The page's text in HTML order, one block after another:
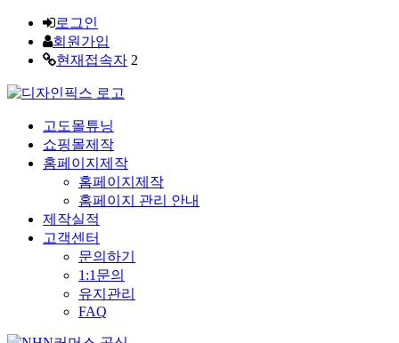
로그인
회원가입
현재접속자 2
고도몰튜닝
쇼핑몰제작
홈페이지제작
홈페이지제작
홈페이지 관리 안내
제작실적
고객센터
문의하기
1:1문의
유지관리
FAQ